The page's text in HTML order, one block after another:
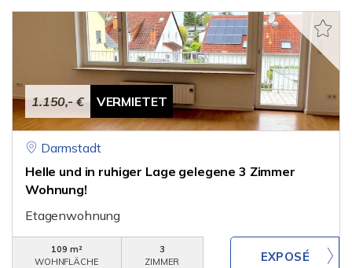
1.150,- € VERMIETET
Darmstadt
Helle und in ruhiger Lage gelegene 3 Zimmer
Wohnung!
Etagenwohnung
109 m²
WOHNFLÄCHE
3
ZIMMER